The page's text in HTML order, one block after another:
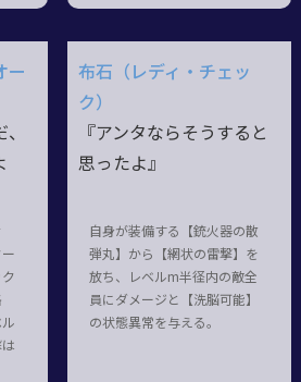
ー
布石（レディ・チェッ
ク）
『アンタならそうすると
思ったよ』
自身が装備する【銃火器の散
弾丸】から【網状の雷撃】を
放ち、レベルm半径内の敵全
員にダメージと【洗脳可能】
の状態異常を与える。